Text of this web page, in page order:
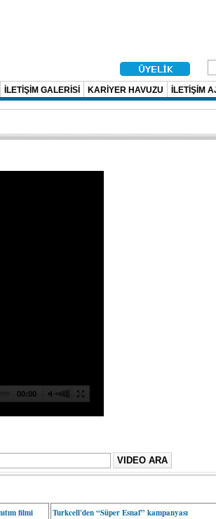
İLETİŞİM GALERİSİ KARİYER HAVUZU İLETİŞİM
filmi Turkcell'den “Süper Esnaf” kampanyası